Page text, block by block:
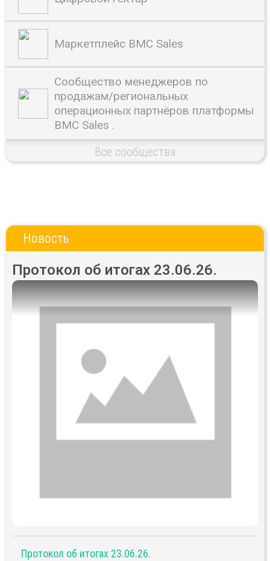
Маркетплейс BMC Sales
Сообщество менеджеров по
продажам/региональных
операционных партнёров платформы
BMC Sales .
Все сообщества
Новость
Протокол об итогах 23.06.26.
Протокол об итогах 23.06.26.